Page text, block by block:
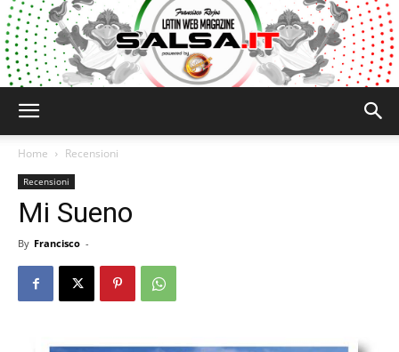
Home Recensioni
Recensioni
Mi Sueno
By Francisco -